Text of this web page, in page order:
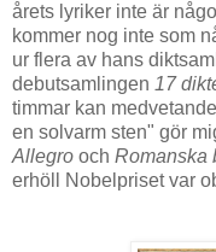
årets lyriker inte är
kommer nog inte som
ur flera av hans
debutsamlingen 17
timmar kan
en solvarm sten" gör
Allegro och Romanska
erhöll Nobelpriset var